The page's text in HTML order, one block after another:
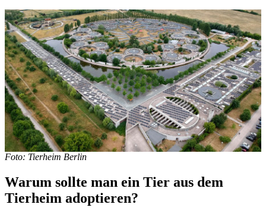
Foto: Tierheim Berlin
Warum sollte man ein Tier aus dem
Tierheim adoptieren?